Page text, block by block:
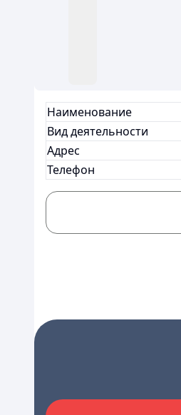
Наименование
Вид деятельности
Адрес
Телефон